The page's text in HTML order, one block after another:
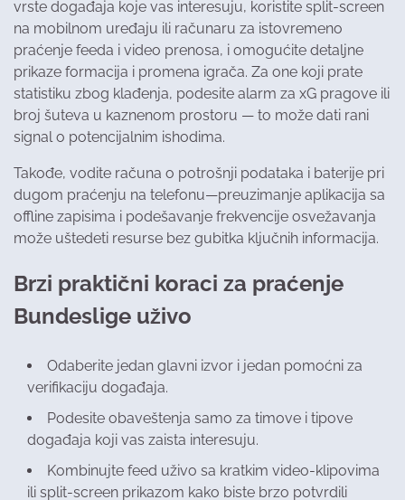
vrste događaja koje vas interesuju, koristite split-screen
na mobilnom uređaju ili računaru za istovremeno
praćenje feeda i video prenosa, i omogućite detaljne
prikaze formacija i promena igrača. Za one koji prate
statistiku zbog klađenja, podesite alarm za xG pragove ili
broj šuteva u kaznenom prostoru — to može dati rani
signal o potencijalnim ishodima.
Takođe, vodite računa o potrošnji podataka i baterije pri
dugom praćenju na telefonu—preuzimanje aplikacija sa
offline zapisima i podešavanje frekvencije osvežavanja
može uštedeti resurse bez gubitka ključnih informacija.
Brzi praktični koraci za praćenje
Bundeslige uživo
Odaberite jedan glavni izvor i jedan pomoćni za
verifikaciju događaja.
Podesite obaveštenja samo za timove i tipove
događaja koji vas zaista interesuju.
Kombinujte feed uživo sa kratkim video-klipovima
ili split-screen prikazom kako biste brzo potvrdili